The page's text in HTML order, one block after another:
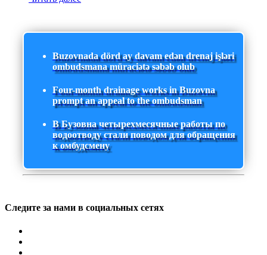
Buzovnada dörd ay davam edən drenaj işləri
ombudsmana müraciətə səbəb olub
Four-month drainage works in Buzovna
prompt an appeal to the ombudsman
В Бузовна четырехмесячные работы по
водоотводу стали поводом для обращения
к омбудсмену
Следите за нами в социальных сетях